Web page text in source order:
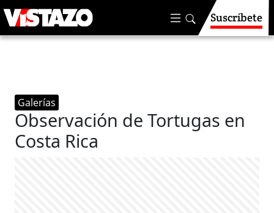
Suscríbete
Galerías
Observación de Tortugas en
Costa Rica